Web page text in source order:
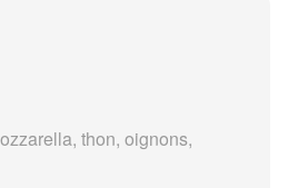
thon, oignons,